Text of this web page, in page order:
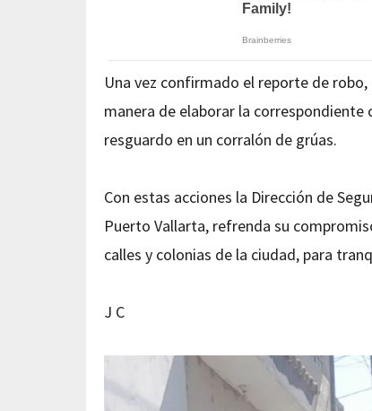
Una vez confirmado el reporte de
manera de elaborar la
resguardo en un corralón de grúas.
Con estas acciones la Dirección de
Puerto Vallarta, refrenda su
calles y colonias de la ciudad, para
J C